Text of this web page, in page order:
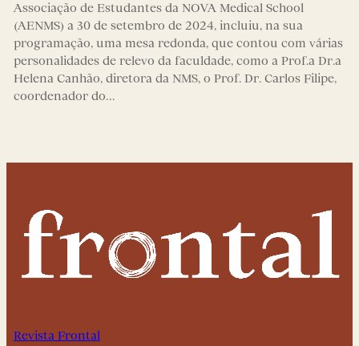
Associação de Estudantes da NOVA Medical School
(AENMS) a 30 de setembro de 2024, incluiu, na sua
programação, uma mesa redonda, que contou com várias
personalidades de relevo da faculdade, como a Prof.a Dr.a
Helena Canhão, diretora da NMS, o Prof. Dr. Carlos Filipe,
coordenador do…
Revista Frontal